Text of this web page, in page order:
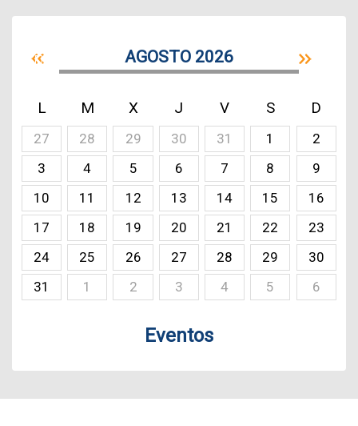
AGOSTO 2026
L M X J V S D
27 28 29 30 31 1
2
3
4 5 6 7 8
9
10
11 12 13 14 15
16
17
18 19 20 21 22
23
24
25 26 27 28 29
30
31
1 2 3 4 5 6
Eventos